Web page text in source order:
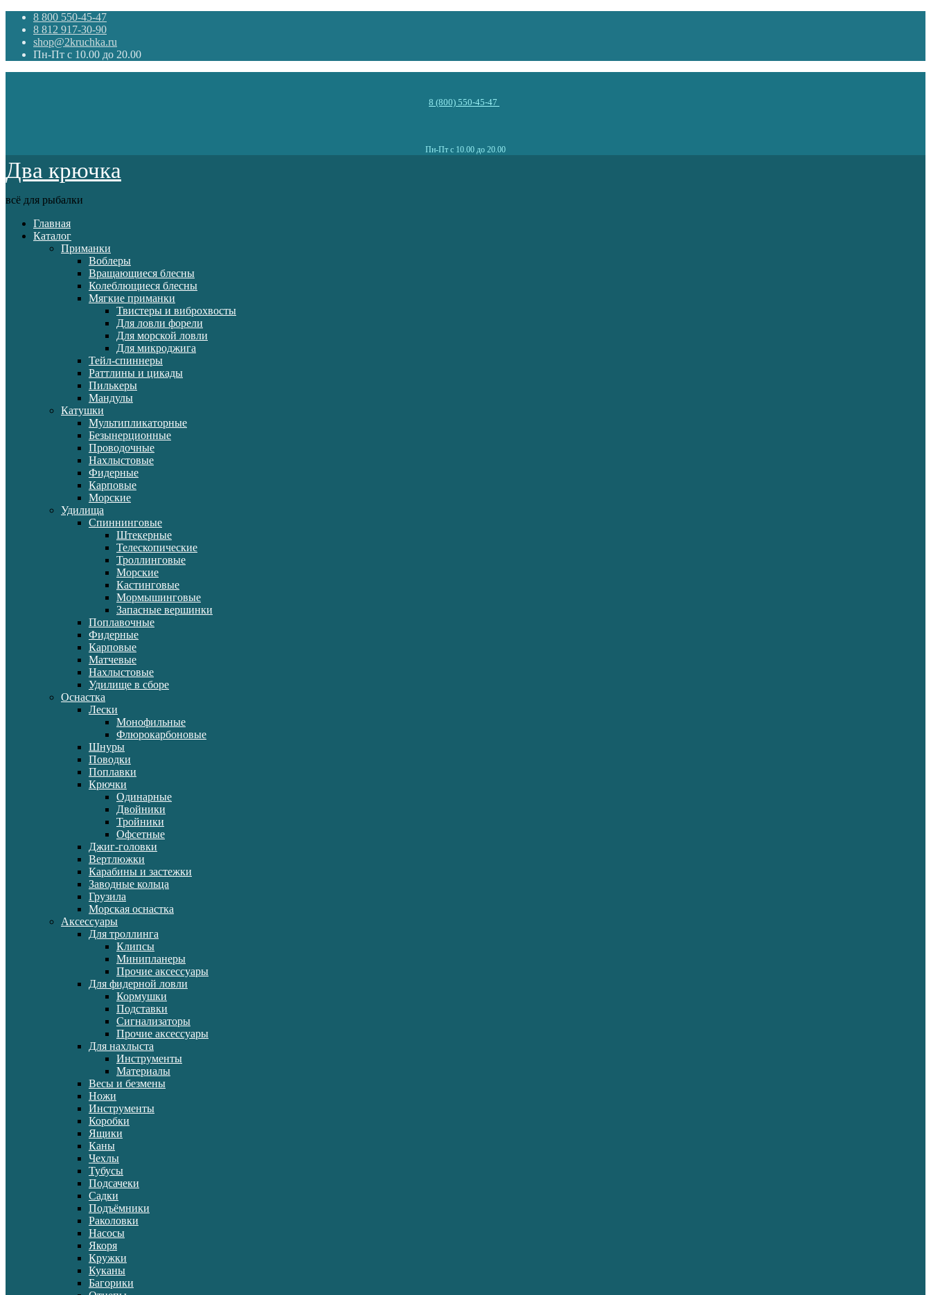
8 800 550-45-47
8 812 917-30-90
shop@2kruchka.ru
Пн-Пт с 10.00 до 20.00
8 (800) 550-45-47
Пн-Пт с 10.00 до 20.00
Два крючка
всё для рыбалки
Главная
Каталог
Приманки
Воблеры
Вращающиеся блесны
Колеблющиеся блесны
Мягкие приманки
Твистеры и виброхвосты
Для ловли форели
Для морской ловли
Для микроджига
Тейл-спиннеры
Раттлины и цикады
Пилькеры
Мандулы
Катушки
Мультипликаторные
Безынерционные
Проводочные
Нахлыстовые
Фидерные
Карповые
Морские
Удилища
Спиннинговые
Штекерные
Телескопические
Троллинговые
Морские
Кастинговые
Мормышинговые
Запасные вершинки
Поплавочные
Фидерные
Карповые
Матчевые
Нахлыстовые
Удилище в сборе
Оснастка
Лески
Монофильные
Флюрокарбоновые
Шнуры
Поводки
Поплавки
Крючки
Одинарные
Двойники
Тройники
Офсетные
Джиг-головки
Вертлюжки
Карабины и застежки
Заводные кольца
Грузила
Морская оснастка
Аксессуары
Для троллинга
Клипсы
Минипланеры
Прочие аксессуары
Для фидерной ловли
Кормушки
Подставки
Сигнализаторы
Прочие аксессуары
Для нахлыста
Инструменты
Материалы
Весы и безмены
Ножи
Инструменты
Коробки
Ящики
Каны
Чехлы
Тубусы
Подсачеки
Садки
Подъёмники
Раколовки
Насосы
Якоря
Кружки
Куканы
Багорики